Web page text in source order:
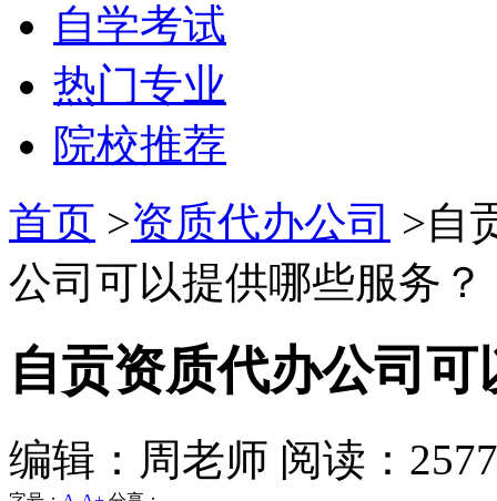
自学考试
热门专业
院校推荐
首页 >资质代办公司 >自
公司可以提供哪些服务？
自贡资质代办公司
编辑：周老师 阅读：2577